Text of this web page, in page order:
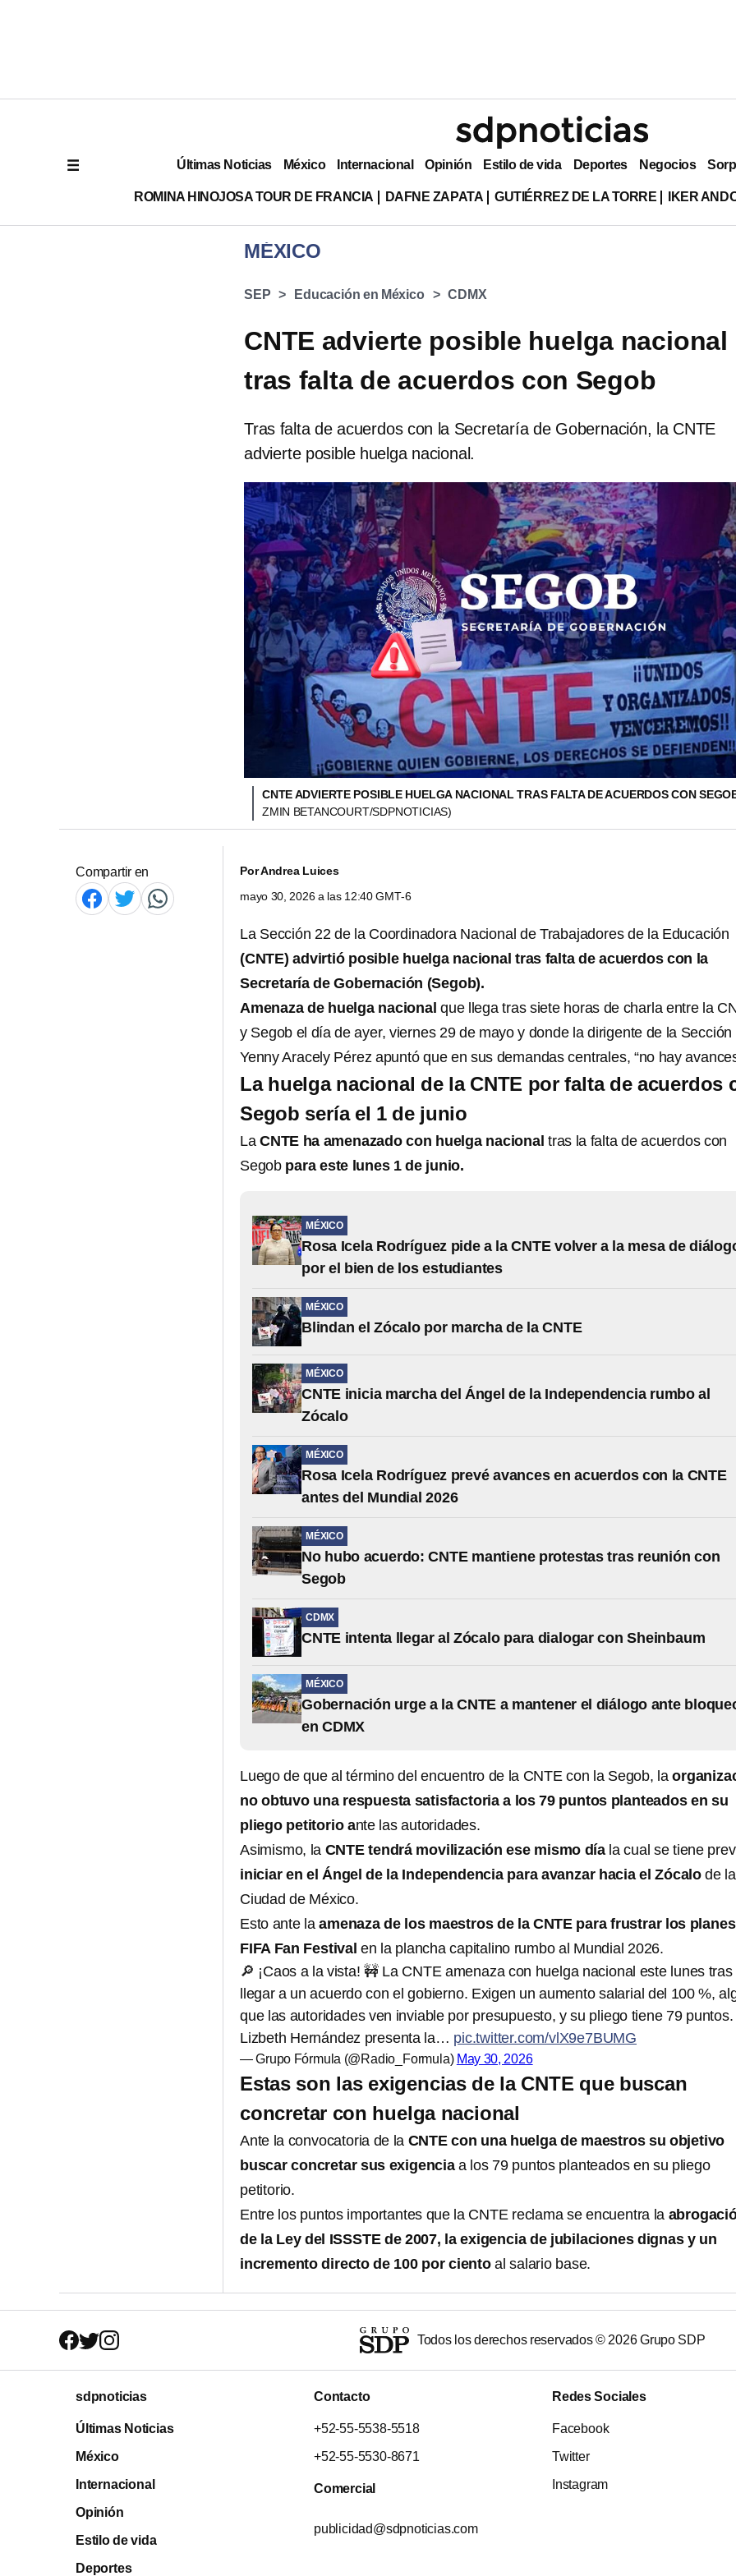
Últimas Noticias México Internacional Opinión Estilo de vida Deportes Negocios
ROMINA HINOJOSA TOUR DE FRANCIA DAFNE ZAPATA GUTIÉRREZ DE LA TORRE IKER
MÉXICO
SEP Educación en México CDMX
CNTE advierte posible huelga nacional
tras falta de acuerdos con Segob
Tras falta de acuerdos con la Secretaría de Gobernación, la CNTE
advierte posible huelga nacional.
CNTE ADVIERTE POSIBLE HUELGA NACIONAL TRAS FALTA DE ACUERDOS CON
ZMIN BETANCOURT/SDPNOTICIAS)
Compartir en PorAndrea Luices
mayo 30, 2026 a las 12:40 GMT-6
La Sección 22 de la Coordinadora Nacional de Trabajadores de la Educación
(CNTE) advirtió posible huelga nacional tras falta de acuerdos con la
Secretaría de Gobernación (Segob).
Amenaza de huelga nacional que llega tras siete horas de charla entre la
y Segob el día de ayer, viernes 29 de mayo y donde la dirigente de la Sección
Yenny Aracely Pérez apuntó que en sus demandas centrales, “no hay
La huelga nacional de la CNTE por falta de acuerdos
Segob sería el 1 de junio
LaCNTE ha amenazado con huelga nacionaltras la falta de acuerdos con
Segob para este lunes 1 de junio.
MÉXICO
Rosa Icela Rodríguez pide a la CNTE volver a la mesa de
por el bien de los estudiantes
MÉXICO
Blindan el Zócalo por marcha de la CNTE
MÉXICO
CNTE inicia marcha del Ángel de la Independencia rumbo al
Zócalo
MÉXICO
Rosa Icela Rodríguez prevé avances en acuerdos con la CNTE
antes del Mundial 2026
MÉXICO
No hubo acuerdo: CNTE mantiene protestas tras reunión con
Segob
CDMX
CNTE intenta llegar al Zócalo para dialogar con Sheinbaum
MÉXICO
Gobernación urge a la CNTE a mantener el diálogo ante
en CDMX
Luego de que al término del encuentro de la CNTE con la Segob, la
no obtuvo una respuesta satisfactoria a los 79 puntos planteados en su
pliego petitorio ante las autoridades.
Asimismo, la CNTE tendrá movilización ese mismo día la cual se tiene
iniciar en el Ángel de la Independencia para avanzar hacia el Zócalode la
Ciudad de México.
Esto ante laamenaza de los maestros de la CNTE para frustrar los
FIFA Fan Festivalen la plancha capitalino rumbo al Mundial 2026.
🔎 ¡Caos a la vista! 🚧 La CNTE amenaza con huelga nacional este lunes tras
llegar a un acuerdo con el gobierno. Exigen un aumento salarial del 100 %,
que las autoridades ven inviable por presupuesto, y su pliego tiene 79
Lizbeth Hernández presenta la… pic.twitter.com/vlX9e7BUMG
— Grupo Fórmula (@Radio_Formula) May 30, 2026
Estas son las exigencias de la CNTE que buscan
concretar con huelga nacional
Ante la convocatoria de la CNTE con una huelga de maestros su objetivo
buscar concretar sus exigenciaa los 79 puntos planteados en su pliego
petitorio.
Entre los puntos importantes que la CNTE reclama se encuentra la
de la Ley del ISSSTE de 2007, la exigencia de jubilaciones dignas y un
incremento directo de 100 por cientoal salario base.
Todos los derechos reservados © 2026Grupo SDP
sdpnoticias
Últimas Noticias
México
Internacional
Opinión
Estilo de vida
Deportes
Contacto
+52-55-5538-5518
+52-55-5530-8671
Comercial
publicidad@sdpnoticias.com
Redes Sociales
Facebook
Twitter
Instagram